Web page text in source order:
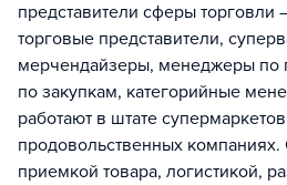
представители сферы торговли
торговые представители,
мерчендайзеры, менеджеры
по закупкам, категорийные
работают в штате
продовольственных
приемкой товара, логистикой,